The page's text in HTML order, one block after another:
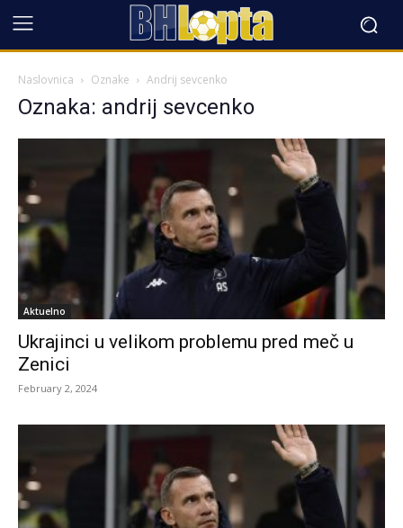
Naslovnica Oznake Andrij sevcenko
Oznaka: andrij sevcenko
Aktuelno
Ukrajinci u velikom problemu pred meč u
Zenici
February 2, 2024